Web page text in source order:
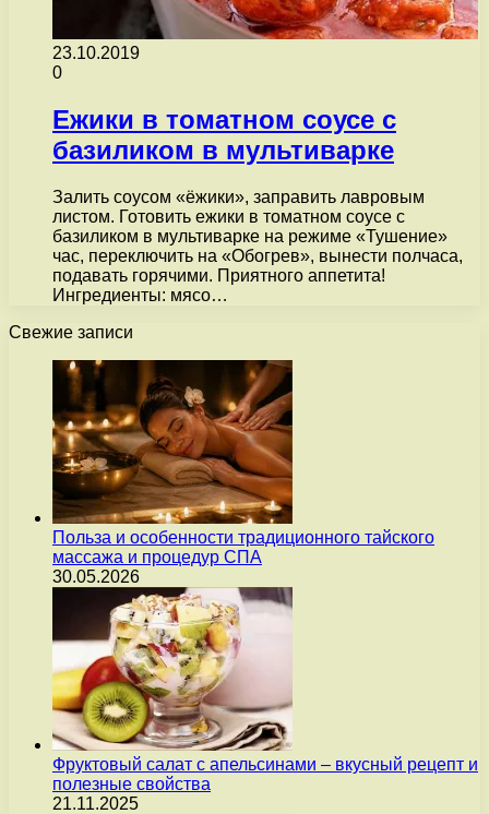
23.10.2019
0
Ежики в томатном соусе с
базиликом в мультиварке
Залить соусом «ёжики», заправить лавровым
листом. Готовить ежики в томатном соусе с
базиликом в мультиварке на режиме «Тушение»
час, переключить на «Обогрев», вынести полчаса,
подавать горячими. Приятного аппетита!
Ингредиенты: мясо…
Свежие записи
Польза и особенности традиционного тайского
массажа и процедур СПА
30.05.2026
Фруктовый салат с апельсинами – вкусный рецепт и
полезные свойства
21.11.2025